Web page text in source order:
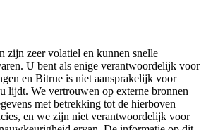
· 33,333 USDT Bonus
zijn zeer volatiel en kunnen snelle
U bent als enige verantwoordelijk voor
en Bitrue is niet aansprakelijk voor
lijdt. We vertrouwen op externe bronnen
met betrekking tot de hierboven
en we zijn niet verantwoordelijk voor